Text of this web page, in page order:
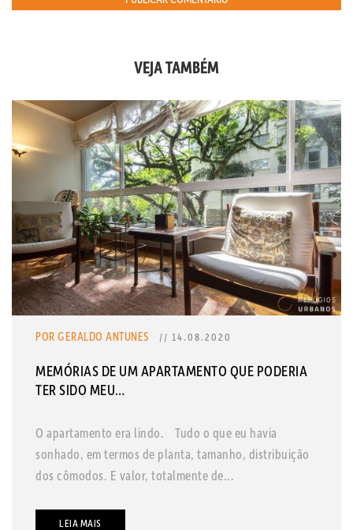
VEJA TAMBÉM
POR GERALDO ANTUNES // 14.08.2020
MEMÓRIAS DE UM APARTAMENTO QUE PODERIA
TER SIDO MEU…
O apartamento era lindo. Tudo o que eu havia
sonhado, em termos de planta, tamanho, distribuição
dos cômodos. E valor, totalmente de...
LEIA MAIS